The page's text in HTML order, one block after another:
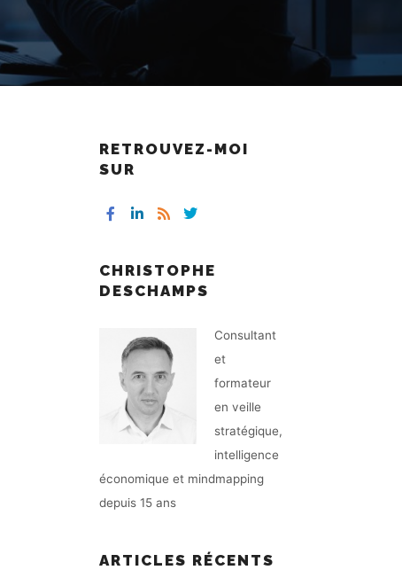
RETROUVEZ-MOI
SUR
CHRISTOPHE
DESCHAMPS
Consultant
et
formateur
en veille
stratégique,
intelligence
économique et mindmapping
depuis 15 ans
ARTICLES RÉCENTS